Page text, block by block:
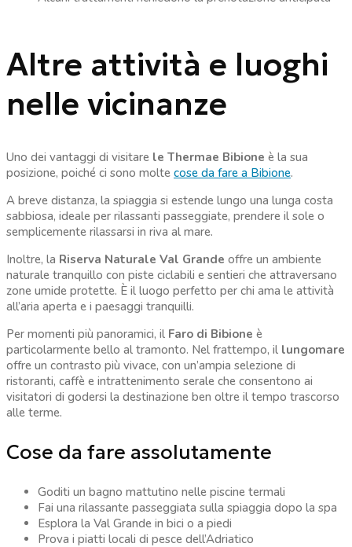
Altre attività e luoghi
nelle vicinanze
Uno dei vantaggi di visitare le Thermae Bibione è la sua
posizione, poiché ci sono molte cose da fare a Bibione.
A breve distanza, la spiaggia si estende lungo una lunga costa
sabbiosa, ideale per rilassanti passeggiate, prendere il sole o
semplicemente rilassarsi in riva al mare.
Inoltre, la Riserva Naturale Val Grande offre un ambiente
naturale tranquillo con piste ciclabili e sentieri che attraversano
zone umide protette. È il luogo perfetto per chi ama le attività
all’aria aperta e i paesaggi tranquilli.
Per momenti più panoramici, il Faro di Bibione è
particolarmente bello al tramonto. Nel frattempo, il lungomare
offre un contrasto più vivace, con un’ampia selezione di
ristoranti, caffè e intrattenimento serale che consentono ai
visitatori di godersi la destinazione ben oltre il tempo trascorso
alle terme.
Cose da fare assolutamente
Goditi un bagno mattutino nelle piscine termali
Fai una rilassante passeggiata sulla spiaggia dopo la spa
Esplora la Val Grande in bici o a piedi
Prova i piatti locali di pesce dell’Adriatico